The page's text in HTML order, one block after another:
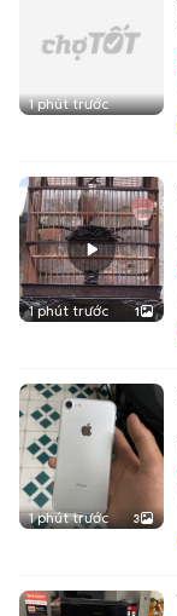
1 phút trước
1 phút trước 1
1 phút trước 3